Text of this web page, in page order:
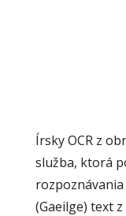
Írsky OCR z
služba, ktorá
(Gaeilge) text